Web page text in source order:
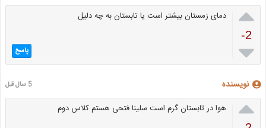

-2

دمای زمستان بیشتر است یا تابستان به چه دلیل
پاسخ
نویسنده 5 سال قبل
 هوا در تابستان گرم است سلینا فتحی هستم کلاس دوم